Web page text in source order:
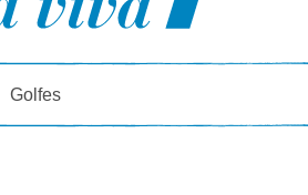
Golfes